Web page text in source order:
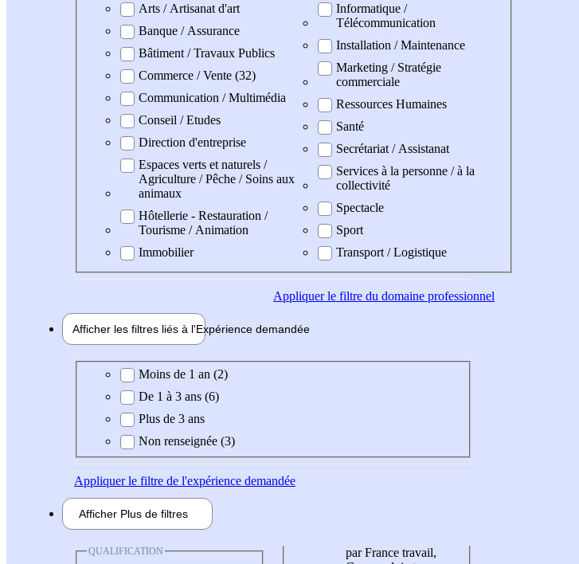
Arts / Artisanat d'art
Banque / Assurance
Bâtiment / Travaux Publics
Commerce / Vente (32)
Communication / Multimédia
Conseil / Etudes
Direction d'entreprise
Espaces verts et naturels /
Agriculture / Pêche / Soins aux
animaux
Hôtellerie - Restauration /
Tourisme / Animation
Immobilier
Informatique /
Télécommunication
Installation / Maintenance
Marketing / Stratégie
commerciale
Ressources Humaines
Santé
Secrétariat / Assistanat
Services à la personne / à la
collectivité
Spectacle
Sport
Transport / Logistique
Appliquerle filtre du domaine professionnel
Afficher les filtres liés à l'Expérience demandée
Expérience demandée
Moins de 1 an (2)
De 1 à 3 ans (6)
Plus de 3 ans
Non renseignée (3)
Appliquerle filtre de l'expérience demandée
Afficher Plus de filtres
QUALIFICATION
par France travail,